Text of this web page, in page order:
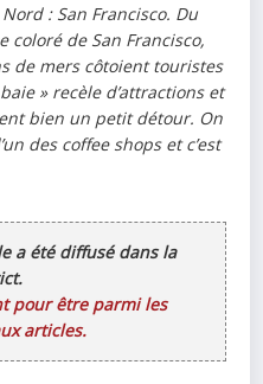
: San Francisco. Du
coloré de San Francisco,
de mers côtoient touristes
» recèle d’attractions et
bien un petit détour. On
des coffee shops et c’est
a été diffusé dans la
pour être parmi les
articles.